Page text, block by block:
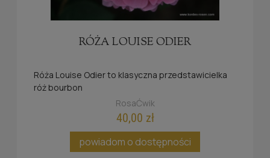
RÓŻA LOUISE ODIER
Róża Louise Odierto klasyczna przedstawicielka
róż bourbon
RosaĆwik
40,00 zł
powiadom o dostępności